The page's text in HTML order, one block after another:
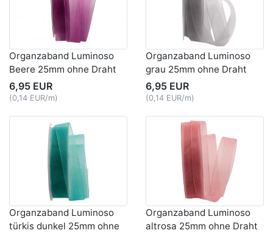
Organzaband Luminoso
Beere 25mm ohne Draht
6,95 EUR
(0,14 EUR/m)
Organzaband Luminoso
grau 25mm ohne Draht
6,95 EUR
(0,14 EUR/m)
Organzaband Luminoso
türkis dunkel 25mm ohne
Organzaband Luminoso
altrosa 25mm ohne Draht